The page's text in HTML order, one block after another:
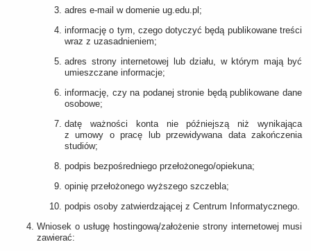
adres e-mail w domenie ug.edu.pl;
informację o tym, czego dotyczyć będą publikowane treści
wraz z uzasadnieniem;
adres strony internetowej lub działu, w którym mają być
umieszczane informacje;
informację, czy na podanej stronie będą publikowane dane
osobowe;
datę ważności konta nie późniejszą niż wynikająca
z umowy o pracę lub przewidywana data zakończenia
studiów;
podpis bezpośredniego przełożonego/opiekuna;
opinię przełożonego wyższego szczebla;
podpis osoby zatwierdzającej z Centrum Informatycznego.
Wniosek o usługę hostingową/założenie strony internetowej musi
zawierać: